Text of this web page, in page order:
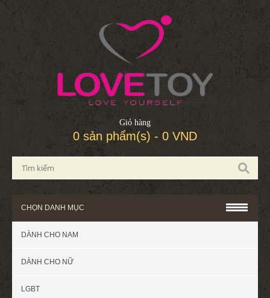
Giỏ hàng
0 sản phẩm(s) - 0 VND
CHỌN DANH MỤC
DÀNH CHO NAM
DÀNH CHO NỮ
LGBT